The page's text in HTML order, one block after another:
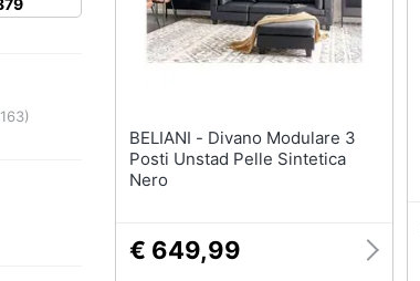
Lavatoio
Mobili lavanderia
Vedi tutti
163)
BELIANI - Divano Modulare 3
Posti Unstad Pelle Sintetica
Nero
€ 649,99